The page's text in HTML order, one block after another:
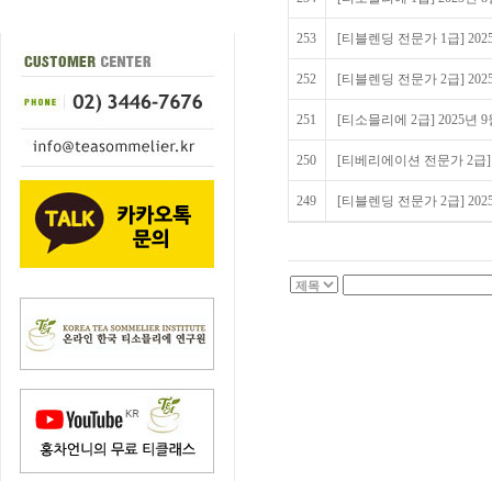
253 [티블렌딩 전문가 1급]
252 [티블렌딩 전문가 2급]
251 [티소믈리에 2급] 2025년
250 [티베리에이션 전문가 2급
249 [티블렌딩 전문가 2급]